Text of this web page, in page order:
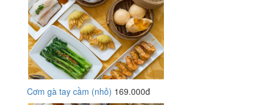
Cơm gà tay cầm (nhỏ) 169.000đ